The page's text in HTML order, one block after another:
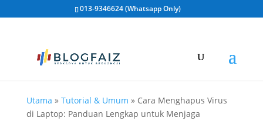
013-9346624 (Whatsapp Only)
Utama » Tutorial & Umum » Cara Menghapus Virus
di Laptop: Panduan Lengkap untuk Menjaga